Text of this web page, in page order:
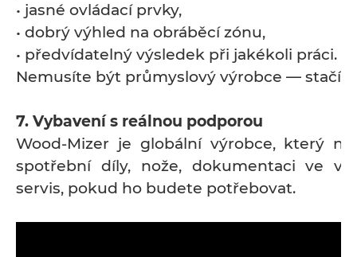
• jasné ovládací prvky,
• dobrý výhled na obráběcí zónu,
• předvídatelný výsledek při jakékoli práci.
Nemusíte být průmyslový výrobce — stačí
7. Vybavení s reálnou podporou
Wood-Mizer je globální výrobce, který
spotřební díly, nože, dokumentaci ve
servis, pokud ho budete potřebovat.